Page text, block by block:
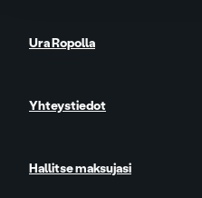
Ura Ropolla
Yhteystiedot
Hallitse maksujasi